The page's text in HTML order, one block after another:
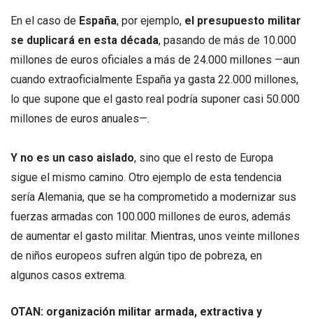
En el caso de España, por ejemplo, el presupuesto militar
se duplicará en esta década, pasando de más de 10.000
millones de euros oficiales a más de 24.000 millones —aun
cuando extraoficialmente España ya gasta 22.000 millones,
lo que supone que el gasto real podría suponer casi 50.000
millones de euros anuales—.
Y no es un caso aislado, sino que el resto de Europa
sigue el mismo camino. Otro ejemplo de esta tendencia
sería Alemania, que se ha comprometido a modernizar sus
fuerzas armadas con 100.000 millones de euros, además
de aumentar el gasto militar. Mientras, unos veinte millones
de niños europeos sufren algún tipo de pobreza, en
algunos casos extrema.
OTAN: organización militar armada, extractiva y